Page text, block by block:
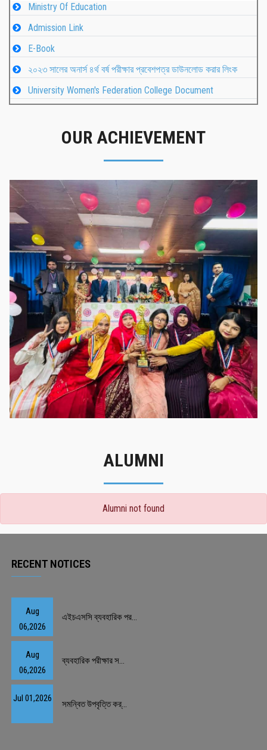
Ministry Of Education
Admission Link
E-Book
২০২৩ সালের অনার্স ৪র্থ বর্ষ পরীক্ষার প্রবেশপত্র ডাউনলোড করার লিংক
University Women's Federation College Document
OUR ACHIEVEMENT
গৌরবের মুহূর্ত
গৌরবের মুহূর্ত
ALUMNI
Alumni not found
RECENT NOTICES
Aug
06,2026
এইচএসসি ব্যবহারিক পর...
Aug
06,2026
ব্যবহারিক পরীক্ষার স...
Jul 01,2026
সমন্বিত উপবৃত্তি কর্...